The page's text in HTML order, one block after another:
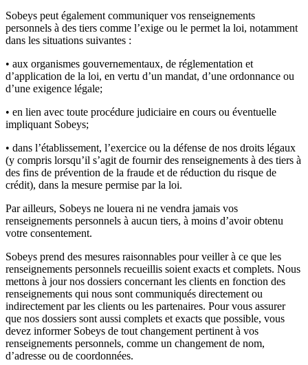
Sobeys peut également communiquer vos renseignements
personnels à des tiers comme l’exige ou le permet la loi, notamment
dans les situations suivantes :
• aux organismes gouvernementaux, de réglementation et
d’application de la loi, en vertu d’un mandat, d’une ordonnance ou
d’une exigence légale;
• en lien avec toute procédure judiciaire en cours ou éventuelle
impliquant Sobeys;
• dans l’établissement, l’exercice ou la défense de nos droits légaux
(y compris lorsqu’il s’agit de fournir des renseignements à des tiers à
des fins de prévention de la fraude et de réduction du risque de
crédit), dans la mesure permise par la loi.
Par ailleurs, Sobeys ne louera ni ne vendra jamais vos
renseignements personnels à aucun tiers, à moins d’avoir obtenu
votre consentement.
Sobeys prend des mesures raisonnables pour veiller à ce que les
renseignements personnels recueillis soient exacts et complets. Nous
mettons à jour nos dossiers concernant les clients en fonction des
renseignements qui nous sont communiqués directement ou
indirectement par les clients ou les partenaires. Pour vous assurer
que nos dossiers sont aussi complets et exacts que possible, vous
devez informer Sobeys de tout changement pertinent à vos
renseignements personnels, comme un changement de nom,
d’adresse ou de coordonnées.